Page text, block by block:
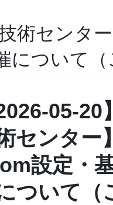
術センタ
ついて（
2026-05-
センター
設定・
ついて（